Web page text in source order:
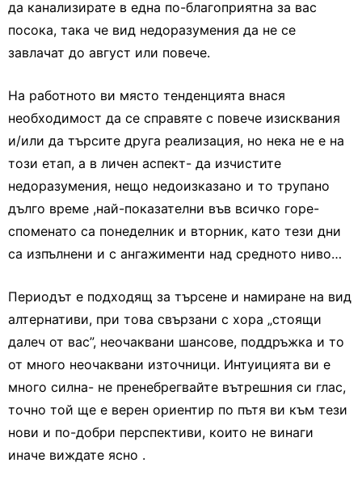
да канализирате в една по-благоприятна за вас
посока, така че вид недоразумения да не се
завлачат до август или повече.
На работното ви място тенденцията внася
необходимост да се справяте с повече изисквания
и/или да търсите друга реализация, но нека не е на
този етап, а в личен аспект- да изчистите
недоразумения, нещо недоизказано и то трупано
дълго време ,най-показателни във всичко горе-
споменато са понеделник и вторник, като тези дни
са изпълнени и с ангажименти над средното ниво…
Периодът е подходящ за търсене и намиране на вид
алтернативи, при това свързани с хора „стоящи
далеч от вас”, неочаквани шансове, поддръжка и то
от много неочаквани източници. Интуицията ви е
много силна- не пренебрегвайте вътрешния си глас,
точно той ще е верен ориентир по пътя ви към тези
нови и по-добри перспективи, които не винаги
иначе виждате ясно .